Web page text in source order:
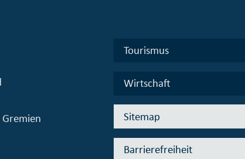
Tourismus
Wirtschaft
Sitemap
Barrierefreiheit